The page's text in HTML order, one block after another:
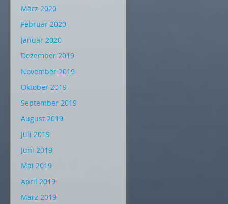
März 2020
Februar 2020
Januar 2020
Dezember 2019
November 2019
Oktober 2019
September 2019
August 2019
Juli 2019
Juni 2019
Mai 2019
April 2019
März 2019